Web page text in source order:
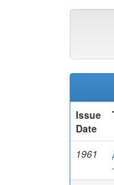
Issue
Date
1961